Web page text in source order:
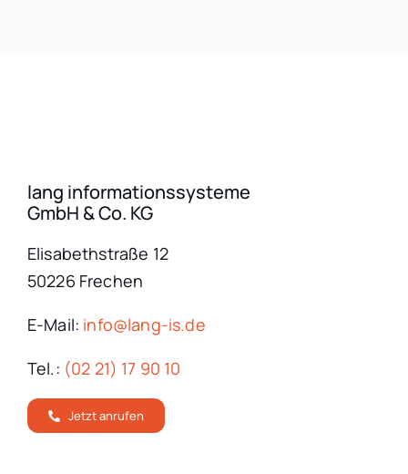
lang informationssysteme
GmbH & Co. KG
Elisabethstraße 12
50226 Frechen
E-Mail: info@lang-is.de
Tel.: (02 21) 17 90 10
Jetzt anrufen